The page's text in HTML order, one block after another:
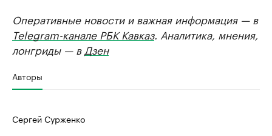
Оперативные новости и важная информация — в
Telegram-канале РБК Кавказ. Аналитика, мнения,
лонгриды — в Дзен
Авторы
Сергей Сурженко